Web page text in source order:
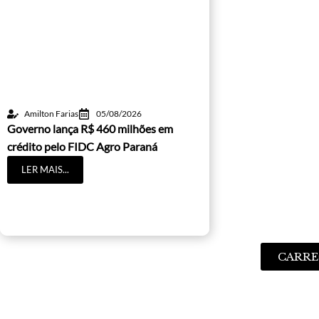
Amilton Farias 05/08/2026
Governo lança R$ 460 milhões em
crédito pelo FIDC Agro Paraná
LER MAIS...